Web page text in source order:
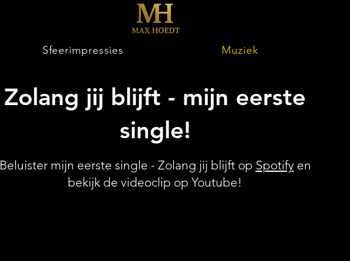
Sfeerimpressies Muziek
Zolang jij blijft - mijn eerste
single!
Beluister mijn eerste single - Zolang jij blijft op Spotifyen
bekijk de videoclip op Youtube!